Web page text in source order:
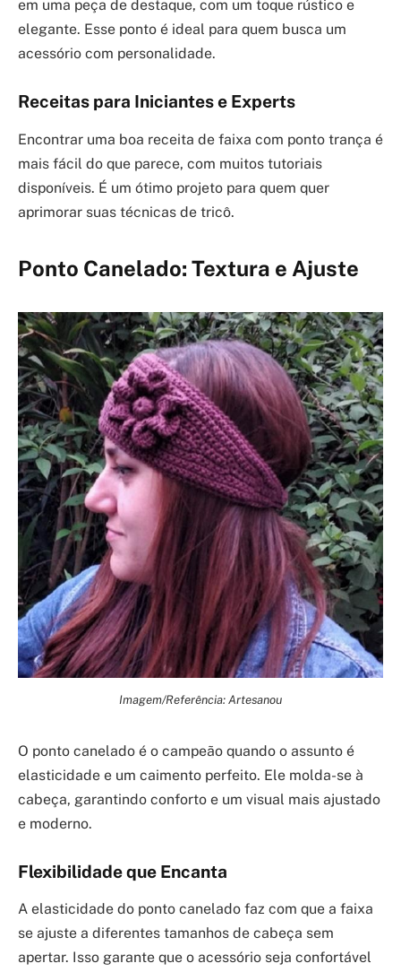
em uma peça de destaque, com um toque rústico e
elegante. Esse ponto é ideal para quem busca um
acessório com personalidade.
Receitas para Iniciantes e Experts
Encontrar uma boa receita de faixa com ponto trança é
mais fácil do que parece, com muitos tutoriais
disponíveis. É um ótimo projeto para quem quer
aprimorar suas técnicas de tricô.
Ponto Canelado: Textura e Ajuste
Imagem/Referência: Artesanou
O ponto canelado é o campeão quando o assunto é
elasticidade e um caimento perfeito. Ele molda-se à
cabeça, garantindo conforto e um visual mais ajustado
e moderno.
Flexibilidade que Encanta
A elasticidade do ponto canelado faz com que a faixa
se ajuste a diferentes tamanhos de cabeça sem
apertar. Isso garante que o acessório seja confortável